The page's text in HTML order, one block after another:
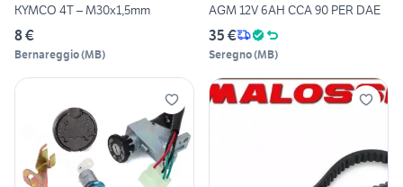
KYMCO 4T – M30x1,5mm
8 €
Bernareggio(MB)
AGM 12V 6AH CCA 90 PER DAE
35 €
Seregno(MB)